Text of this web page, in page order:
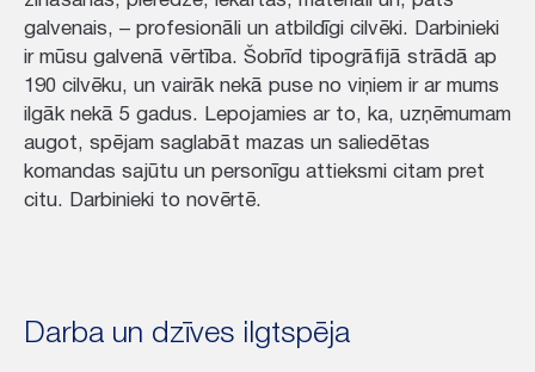
galvenais, – profesionāli un atbildīgi cilvēki. Darbinieki
ir mūsu galvenā vērtība. Šobrīd tipogrāfijā strādā ap
190 cilvēku, un vairāk nekā puse no viņiem ir ar mums
ilgāk nekā 5 gadus. Lepojamies ar to, ka, uzņēmumam
augot, spējam saglabāt mazas un saliedētas
komandas sajūtu un personīgu attieksmi citam pret
citu. Darbinieki to novērtē.
Darba un dzīves ilgtspēja